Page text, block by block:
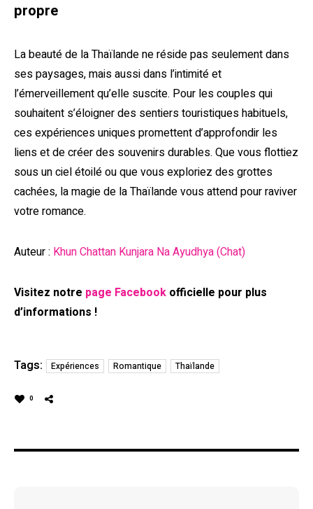
propre
La beauté de la Thaïlande ne réside pas seulement dans
ses paysages, mais aussi dans l’intimité et
l’émerveillement qu’elle suscite. Pour les couples qui
souhaitent s’éloigner des sentiers touristiques habituels,
ces expériences uniques promettent d’approfondir les
liens et de créer des souvenirs durables. Que vous flottiez
sous un ciel étoilé ou que vous exploriez des grottes
cachées, la magie de la Thaïlande vous attend pour raviver
votre romance.
Auteur : Khun Chattan Kunjara Na Ayudhya (Chat)
Visitez notre page Facebook officielle pour plus
d’informations !
Tags: Expériences Romantique Thaïlande
0